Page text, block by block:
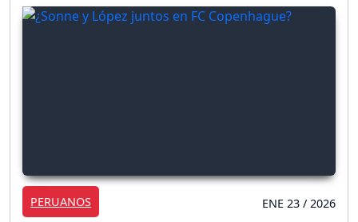
PERUANOS ENE 23 / 2026